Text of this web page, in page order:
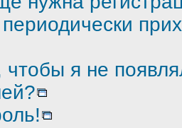
чтобы я не